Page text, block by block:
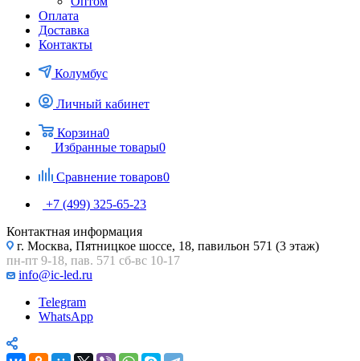
Оплата
Доставка
Контакты
Колумбус
Личный кабинет
Корзина0
Избранные товары0
Сравнение товаров0
+7 (499) 325-65-23
Контактная информация
г. Москва, Пятницкое шоссе, 18, павильон 571 (3 этаж)
пн-пт 9-18, пав. 571 сб-вс 10-17
info@ic-led.ru
Telegram
WhatsApp